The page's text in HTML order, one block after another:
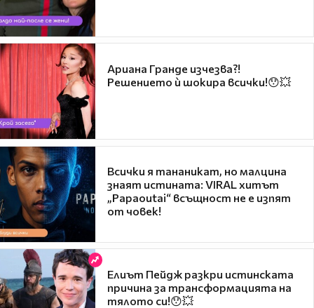
Ариана Гранде изчезва?!
Решението ѝ шокира всички!😯💥
Всички я тананикат, но малцина
знаят истината: VIRAL хитът
„Papaoutai“ всъщност не е изпят
от човек!
Елиът Пейдж разкри истинската
причина за трансформацията на
тялото си!😯💥